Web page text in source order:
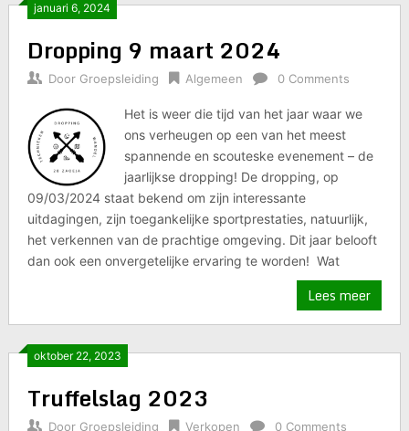
januari 6, 2024
Dropping 9 maart 2024
Door Groepsleiding Algemeen 0 Comments
Het is weer die tijd van het jaar waar we
ons verheugen op een van het meest
spannende en scouteske evenement – de
jaarlijkse dropping! De dropping, op
09/03/2024 staat bekend om zijn interessante
uitdagingen, zijn toegankelijke sportprestaties, natuurlijk,
het verkennen van de prachtige omgeving. Dit jaar belooft
dan ook een onvergetelijke ervaring te worden! Wat
Lees meer
oktober 22, 2023
Truffelslag 2023
Door Groepsleiding Verkopen 0 Comments